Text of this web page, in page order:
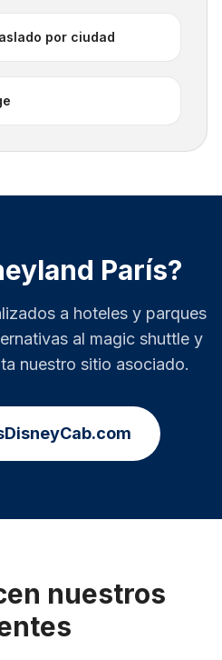
por ciudad
París?
a hoteles y parques
al magic shuttle y
nuestro sitio asociado.
nuestros